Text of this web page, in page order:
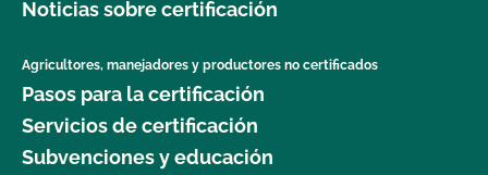
Noticias sobre certificación
Agricultores, manejadores y productores no certificados
Pasos para la certificación
Servicios de certificación
Subvenciones y educación